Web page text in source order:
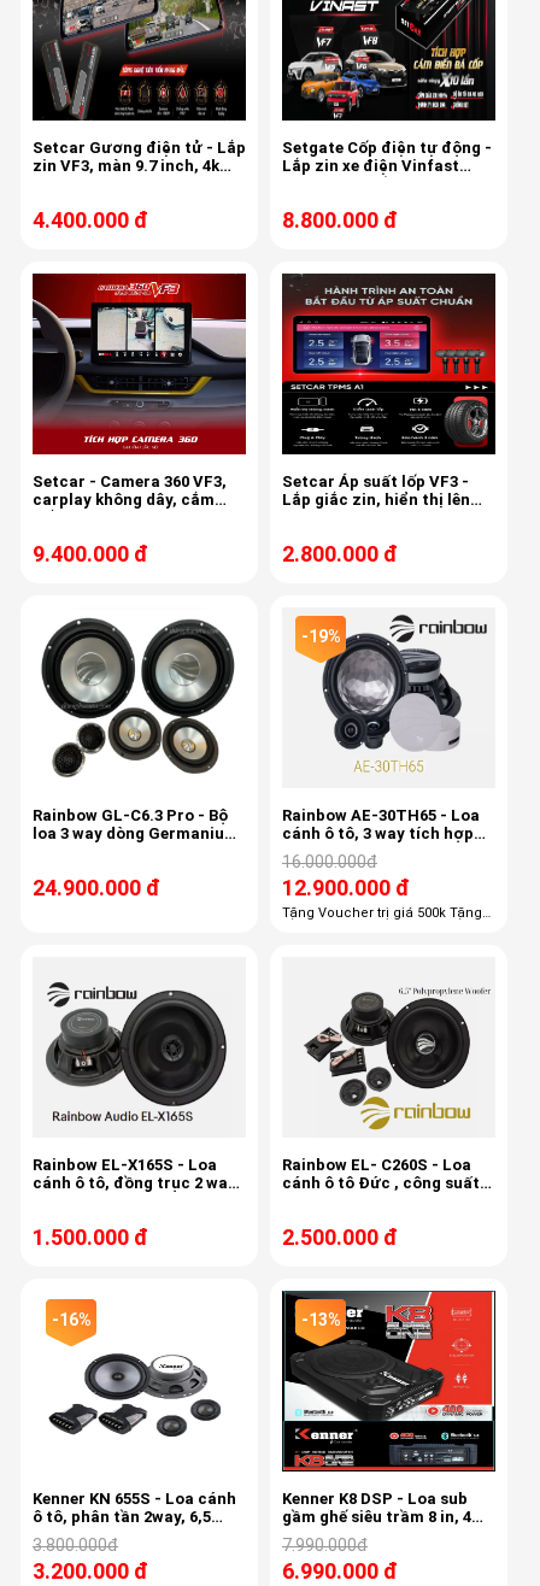
Setcar Gương điện tử - Lắp
zin VF3, màn 9.7 inch, 4k
4.400.000 đ
Setgate Cốp điện tự động -
Lắp zin xe điện Vinfast
8.800.000 đ
Setcar - Camera 360 VF3,
carplay không dây, cắm
9.400.000 đ
Setcar Áp suất lốp VF3 -
Lắp giắc zin, hiển thị lên
2.800.000 đ
Rainbow GL-C6.3 Pro - Bộ
loa 3 way dòng Germanium
24.900.000 đ
-19%
Rainbow AE-30TH65 - Loa
cánh ô tô, 3 way tích hợp
mid-treb , 6.5 inch, 80/150w,
50-22khz, 87db
16.000.000đ
12.900.000 đ
Tặng Voucher trị giá 500k Tặng
Rainbow EL-X165S - Loa
cánh ô tô, đồng trục 2 way,
1.500.000 đ
Rainbow EL- C260S - Loa
cánh ô tô Đức , công suất
2.500.000 đ
-16%
Kenner KN 655S - Loa cánh
ô tô, phân tần 2way, 6,5
inch, 90db
3.800.000đ
3.200.000 đ
-13%
Kenner K8 DSP - Loa sub
gầm ghế siêu trầm 8 in, 4
kênh âm ly, DSP 6 kênh
7.990.000đ
6.990.000 đ